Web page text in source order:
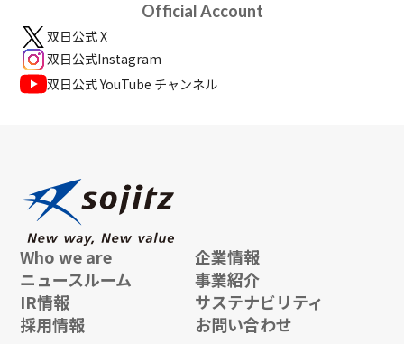
Official Account
双日公式 X
双日公式Instagram
双日公式 YouTube チャンネル
Who we are
企業情報
ニュースルーム
事業紹介
IR情報
サステナビリティ
採用情報
お問い合わせ